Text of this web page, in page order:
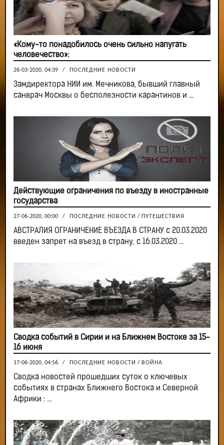
«Кому-то понадобилось очень сильно напугать
человечество»:
26-03-2020, 04:39 / ПОСЛЕДНИЕ НОВОСТИ
Замдиректора НИИ им. Мечникова, бывший главный
санврач Москвы о бесполезности карантинов и ...
Действующие ограничения по въезду в иностранные
государства
27-06-2020, 00:00 / ПОСЛЕДНИЕ НОВОСТИ / ПУТЕШЕСТВИЯ
АВСТРАЛИЯ ОГРАНИЧЕНИЕ ВЪЕЗДА В СТРАНУ с 20.03.2020
введен запрет на въезд в страну, с 16.03.2020 ...
Сводка событий в Сирии и на Ближнем Востоке за 15-
16 июня
17-06-2020, 04:56 / ПОСЛЕДНИЕ НОВОСТИ / ВОЙНА
Сводка новостей прошедших суток о ключевых
событиях в странах Ближнего Востока и Северной
Африки : ...